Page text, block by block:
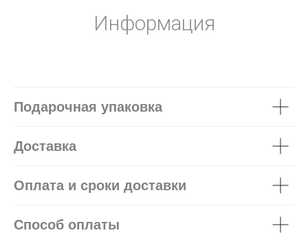
Информация
Подарочная упаковка
Доставка
Оплата и сроки доставки
Способ оплаты